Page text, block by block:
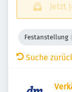
Jetzt
Festanstellung
Suche